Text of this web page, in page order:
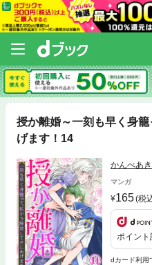
授か離婚～一刻も早く身
げます！14
かんべあ
マンガ
165(税
ポイント
dカード利用